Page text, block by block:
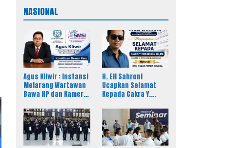
NASIONAL
Agus Kliwir : Instansi
Melarang Wartawan
Bawa HP dan Kamera
Ancam Kebebasan
Pers
H. Eli Sahroni
Ucapkan Selamat
Kepada Cakra Y.
Jabatan Baru Kasi
Pidsus Kejari Timor
Tengah Utara